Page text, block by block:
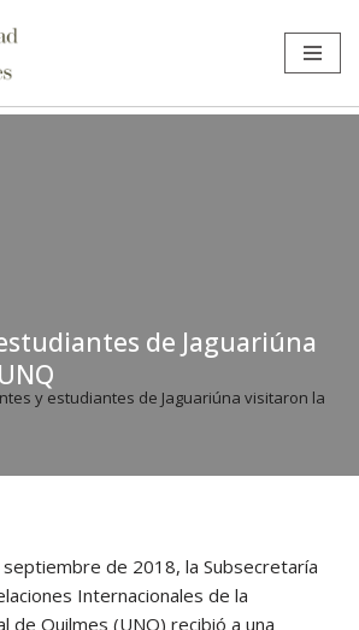
de Jaguariúna
y estudiantes de Jaguariúna visitaron la
de 2018, la Subsecretaría
Internacionales de la
de Quilmes (UNQ) recibió a una